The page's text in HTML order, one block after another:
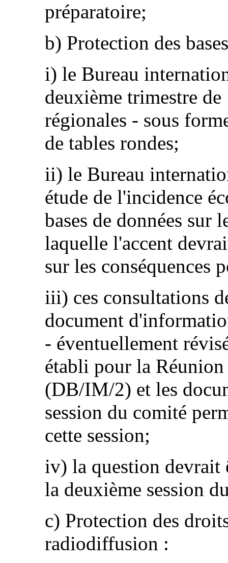
préparatoire;
b) Protection des
i) le Bureau
deuxième trimestre
régionales - sous
de tables rondes;
ii) le Bureau
étude de l'incidence
bases de données sur
laquelle l'accent
sur les conséquences
iii) ces consultations
document
- éventuellement
établi pour la
(DB/IM/2) et les
session du comité
cette session;
iv) la question devrait
la deuxième session
c) Protection des
radiodiffusion :